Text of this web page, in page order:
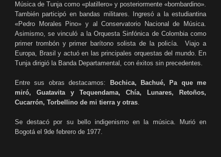
Música de Tunja como «platillero» y posteriormente «bombardino».
También participó en bandas militares. Ingresó a la estudiantina
«Pedro Morales Pino» y al Conservatorio Nacional de Música.
Asimismo, se vinculó a la Orquesta Sinfónica de Colombia como
primer trombón y primer barítono solista de la policía. Viajo a
Europa, Brasil y actuó en las principales orquestas del mundo. En
Tunja dirigió la Banda Departamental, con éxitos sin precedentes.
Entre sus obras destacamos:
Bochica, Bachué, Pa que me
miró, Guatavita y Tequendama, Chía, Lunares, Retoños,
Cucarrón, Torbellino de mi tierra y otras.
Se destacó por su bello indigenismo en la música. Murió en
Bogotá el 9de febrero de 1977.